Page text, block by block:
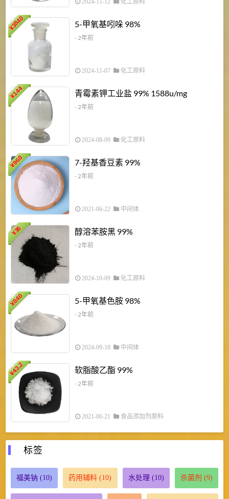
2024-11-12 化工原料
¥
3840 5-甲氧基吲哚 98%
- 2年前
2024-11-07 化工原料
¥
144 青霉素钾工业盐 99% 1588u/mg
- 2年前
2024-08-09 化工原料
¥
960 7-羟基香豆素 99%
- 2年前
2021-06-22 中间体
¥
36 醇溶苯胺黑 99%
- 2年前
2024-10-09 化工原料
¥
840 5-甲氧基色胺 98%
- 2年前
2024-09-18 中间体
¥
43.2 软脂酸乙酯 99%
- 2年前
2021-06-21 食品添加剂原料
标签
福美钠 (10) 药用辅料 (10) 水处理 (10) 杀菌剂 (9)